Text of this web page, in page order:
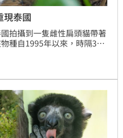
泰國
拍攝到一隻雌性扁頭貓帶著
種自1995年以來，時隔30
科動物之一，甚至一度被認
分布於東南亞泥炭沼澤與
，此次發現為保育工作帶來
何確保扁頭貓能持續在野外